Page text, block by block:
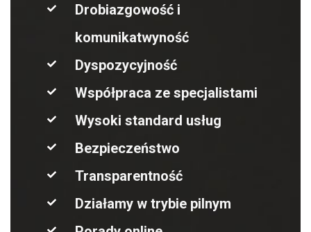
Drobiazgowość i
komunikatwyność
Dyspozycyjność
Współpraca ze specjalistami
Wysoki standard usług
Bezpieczeństwo
Transparentność
Działamy w trybie pilnym